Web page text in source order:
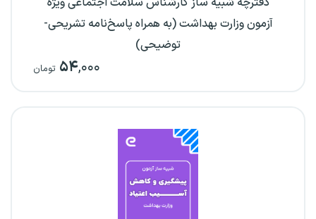
آزمون وزارت بهداشت (به همراه پاسخ‌نامه تشریحی-
توضیحی)
۵۴,۰۰۰ تومان